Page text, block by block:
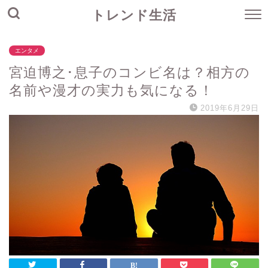
トレンド生活
エンタメ
宮迫博之･息子のコンビ名は？相方の
名前や漫才の実力も気になる！
2019年6月29日